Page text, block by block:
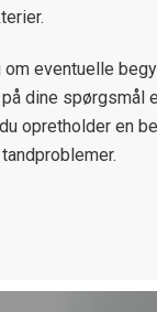
eventuelle
dine spørgsmål
opretholder en